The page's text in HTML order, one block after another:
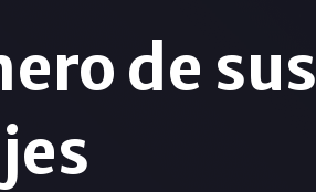
de sus